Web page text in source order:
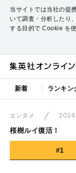
当サイトでは当社の提
いて調査・分析したり
する目的で Cookie を
新着 ランキン
エンタメ
桜樹ルイ復活！
#1